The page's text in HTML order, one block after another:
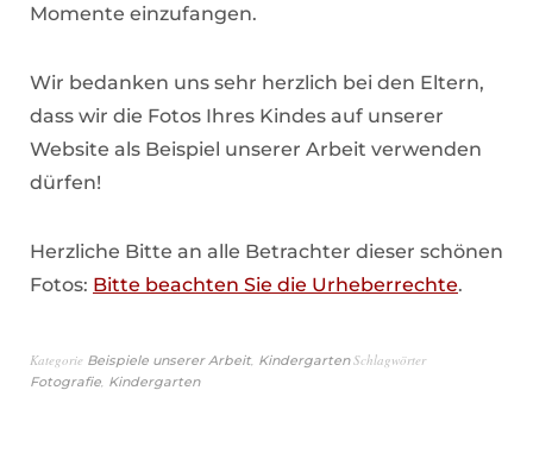
Momente einzufangen.
Wir bedanken uns sehr herzlich bei den Eltern,
dass wir die Fotos Ihres Kindes auf unserer
Website als Beispiel unserer Arbeit verwenden
dürfen!
Herzliche Bitte an alle Betrachter dieser schönen
Fotos: Bitte beachten Sie die Urheberrechte.
Kategorie Beispiele unserer Arbeit Kindergarten Schlagwörter
Fotografie Kindergarten